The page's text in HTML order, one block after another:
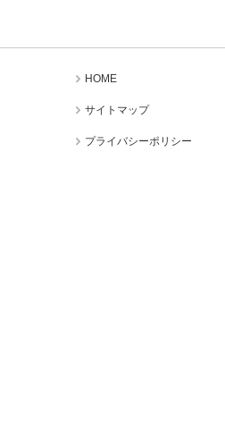
HOME
サイトマップ
プライバシーポリシー